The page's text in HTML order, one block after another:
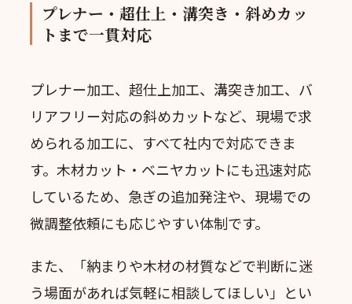
プレナー・超仕上・溝突き・斜めカッ
トまで一貫対応
プレナー加工、超仕上加工、溝突き加工、バ
リアフリー対応の斜めカットなど、現場で求
められる加工に、すべて社内で対応できま
す。木材カット・ベニヤカットにも迅速対応
しているため、急ぎの追加発注や、現場での
微調整依頼にも応じやすい体制です。
また、「納まりや木材の材質などで判断に迷
う場面があれば気軽に相談してほしい」とい